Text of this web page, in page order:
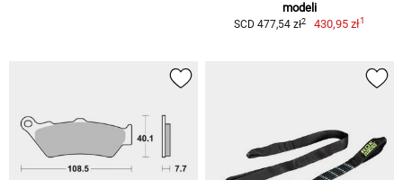
modeli
SCD 477,54 zł2 430,95 zł1